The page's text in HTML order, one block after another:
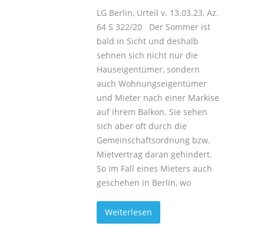
LG Berlin, Urteil v. 13.03.23, Az.
64 S 322/20 Der Sommer ist
bald in Sicht und deshalb
sehnen sich nicht nur die
Hauseigentümer, sondern
auch Wohnungseigentümer
und Mieter nach einer Markise
auf ihrem Balkon. Sie sehen
sich aber oft durch die
Gemeinschaftsordnung bzw.
Mietvertrag daran gehindert.
So im Fall eines Mieters auch
geschehen in Berlin, wo
Weiterlesen